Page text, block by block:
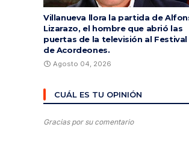
Villanueva llora la partida de
Lizarazo, el hombre que abrió las
puertas de la televisión al Festival
de Acordeones.
Agosto 04, 2026
CUÁL ES TU OPINIÓN
Gracias por su comentario